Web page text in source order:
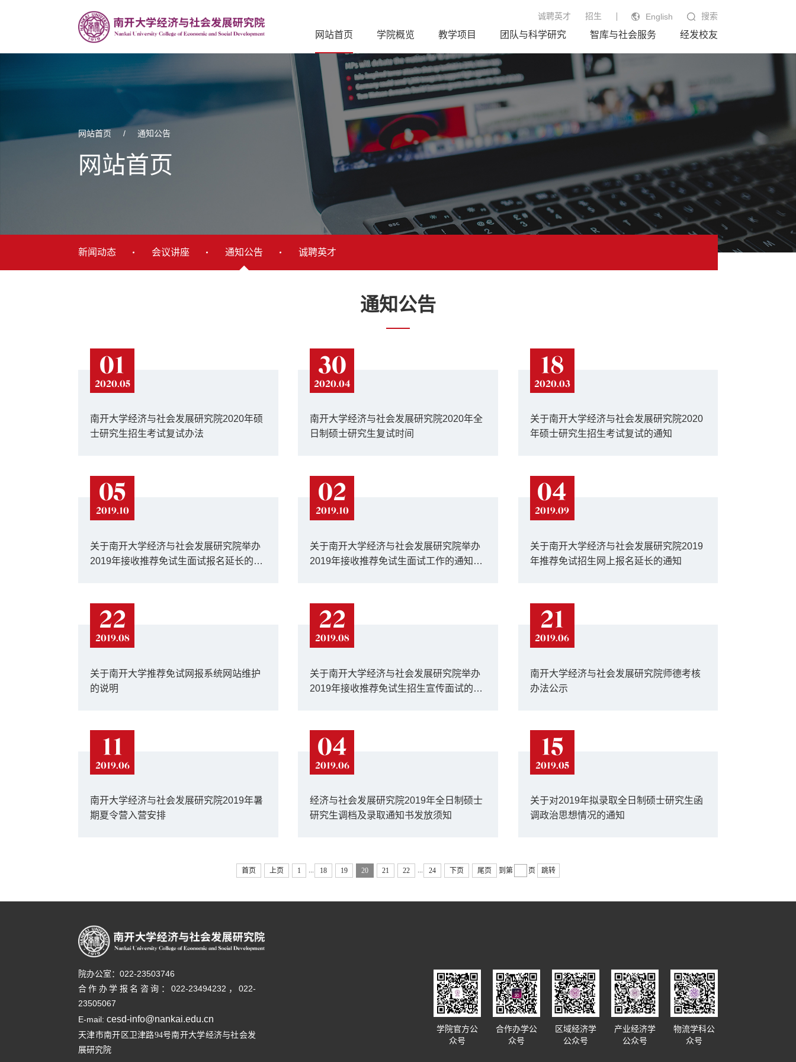
诚聘英才 招生 English 搜索
网站首页 学院概览 教学项目 团队与科学研究 智库与社会服务 经发校友
网站首页 / 通知公告
网站首页
新闻动态 会议讲座 通知公告 诚聘英才
通知公告
01
2020.05
南开大学经济与社会发展研究院2020年硕
士研究生招生考试复试办法
30
2020.04
南开大学经济与社会发展研究院2020年全
日制硕士研究生复试时间
18
2020.03
关于南开大学经济与社会发展研究院2020
年硕士研究生招生考试复试的通知
05
2019.10
关于南开大学经济与社会发展研究院举办
2019年接收推荐免试生面试报名延长的通
02
2019.10
关于南开大学经济与社会发展研究院举办
2019年接收推荐免试生面试工作的通知
04
2019.09
关于南开大学经济与社会发展研究院2019
年推荐免试招生网上报名延长的通知
22
2019.08
关于南开大学推荐免试网报系统网站维护
的说明
22
2019.08
关于南开大学经济与社会发展研究院举办
2019年接收推荐免试生招生宣传面试的通
21
2019.06
南开大学经济与社会发展研究院师德考核
办法公示
11
2019.06
南开大学经济与社会发展研究院2019年暑
期夏令营入营安排
04
2019.06
经济与社会发展研究院2019年全日制硕士
研究生调档及录取通知书发放须知
15
2019.05
关于对2019年拟录取全日制硕士研究生函
调政治思想情况的通知
首页 上页 1 18 19 20 21 22 24 下页 尾页 到第 页 跳转
院办公室：022-23503746
合作办学报名咨询：022-23494232，022-
23505067
E-mail: cesd-info@nankai.edu.cn
天津市南开区卫津路94号南开大学经济与社会发
展研究院
学院官方公
众号
合作办学公
众号
区域经济学
公众号
产业经济学
公众号
物流学科公
众号